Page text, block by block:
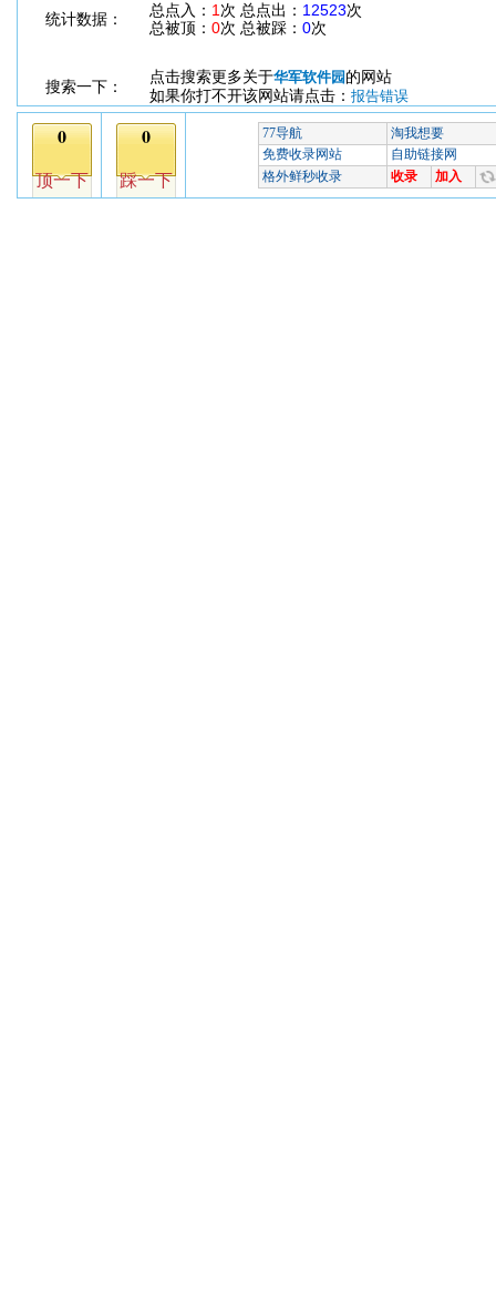
统计数据：
总点入： 1 次 总点出： 12523次
总被顶： 0次 总被踩： 0次
搜索一下：
点击搜索更多关于华军软件园 的网站
如果你打不开该网站请点击： 报告错误